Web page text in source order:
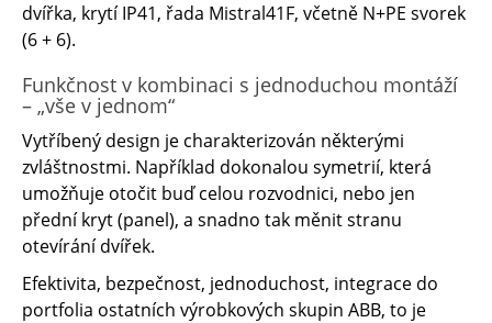
dvířka, krytí IP41, řada Mistral41F, včetně N+PE svorek
(6 + 6).
Funkčnost v kombinaci s jednoduchou montáží
– „vše v jednom“
Vytříbený design je charakterizován některými
zvláštnostmi. Například dokonalou symetrií, která
umožňuje otočit buď celou rozvodnici, nebo jen
přední kryt (panel), a snadno tak měnit stranu
otevírání dvířek.
Efektivita, bezpečnost, jednoduchost, integrace do
portfolia ostatních výrobkových skupin ABB, to je